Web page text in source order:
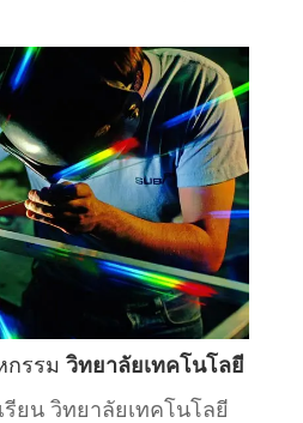
กรรม วิทยาลัยเทคโนโลยี
ยน วิทยาลัยเทคโนโลยี